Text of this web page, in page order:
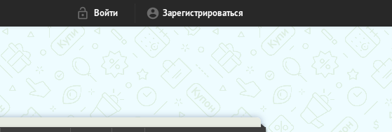
Войти Зарегистрироваться